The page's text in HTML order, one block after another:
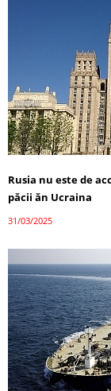
Rusia nu este de
păcii ăn Ucraina
31/03/2025